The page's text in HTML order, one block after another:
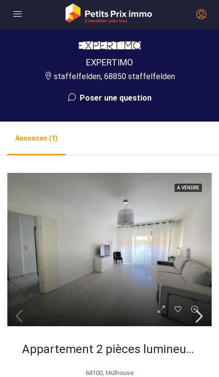
EXPERTIMO
staffelfelden, 68850 staffelfelden
Poser une question
Annonces (1)
A VENDRE
Appartement 2 pièces lumineux en rez-de-chaussée à Mulhouse
68100, Mulhouse